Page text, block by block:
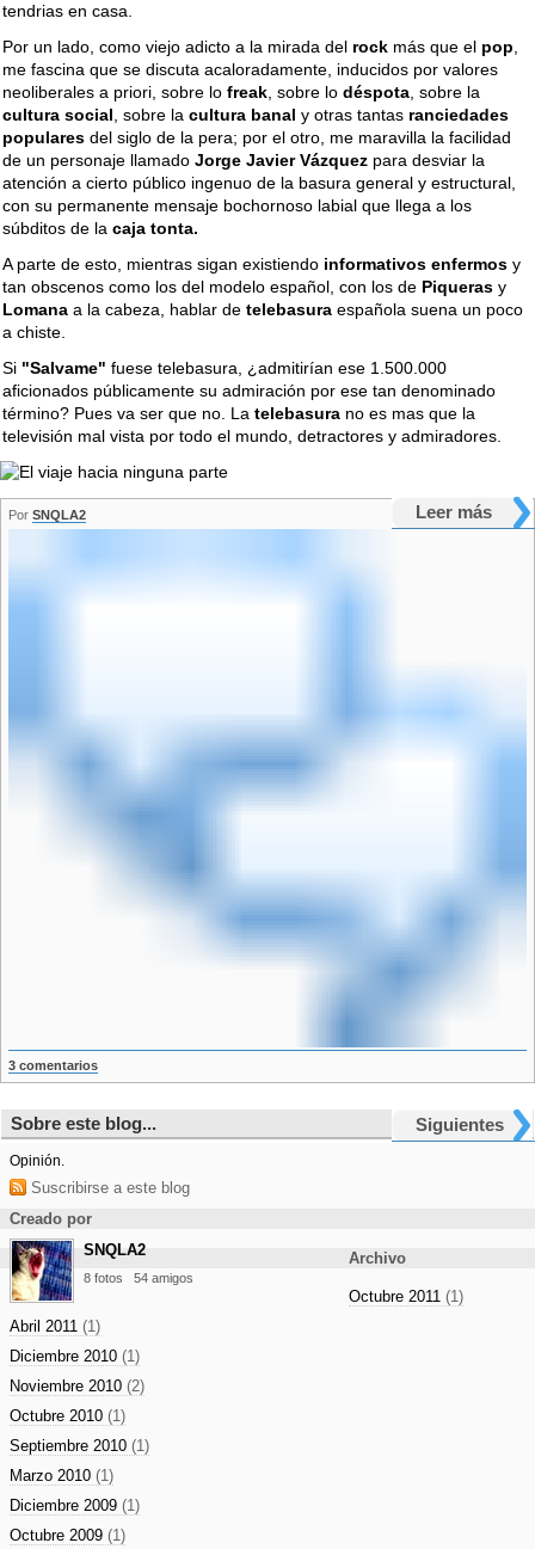
tendrias en casa.
Por un lado, como viejo adicto a la mirada del rock más que el pop
me fascina que se discuta acaloradamente, inducidos por valores
neoliberales a priori, sobre lo freak , sobre lo déspota , sobre la
cultura social , sobre la cultura banal y otras tantas ranciedades
populares del siglo de la pera; por el otro, me maravilla la facilidad
de un personaje llamado Jorge Javier Vázquez para desviar la
atención a cierto público ingenuo de la basura general y estructural,
con su permanente mensaje bochornoso labial que llega a los
súbditos de la caja tonta.
A parte de esto, mientras sigan existiendo informativos enfermos y
tan obscenos como los del modelo español, con los de Piqueras y
Lomana a la cabeza, hablar de telebasura española suena un poco
a chiste.
Si "Salvame" fuese telebasura, ¿admitirían ese 1.500.000
aficionados públicamente su admiración por ese tan denominado
término? Pues va ser que no. La telebasura no es mas que la
televisión mal vista por todo el mundo, detractores y admiradores.
Leer más
Por SNQLA2
3 comentarios
Siguientes
Sobre este blog...
Opinión.
Suscribirse a este blog
Creado por
SNQLA2
8 fotos 54 amigos
Archivo
Octubre 2011 (1)
Abril 2011 (1)
Diciembre 2010 (1)
Noviembre 2010 (2)
Octubre 2010 (1)
Septiembre 2010 (1)
Marzo 2010 (1)
Diciembre 2009 (1)
Octubre 2009 (1)